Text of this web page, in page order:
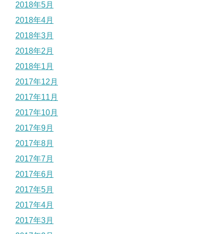
2018年5月
2018年4月
2018年3月
2018年2月
2018年1月
2017年12月
2017年11月
2017年10月
2017年9月
2017年8月
2017年7月
2017年6月
2017年5月
2017年4月
2017年3月